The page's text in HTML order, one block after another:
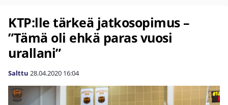
KTP:lle tärkeä jatkosopimus –
”Tämä oli ehkä paras vuosi
urallani”
Salttu 28.04.2020 16:04